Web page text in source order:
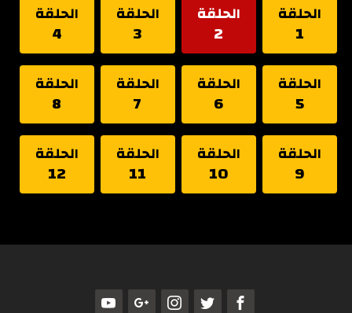
الحلقة
1
الحلقة
2
الحلقة
3
الحلقة
4
الحلقة
5
الحلقة
6
الحلقة
7
الحلقة
8
الحلقة
9
الحلقة
10
الحلقة
11
الحلقة
12